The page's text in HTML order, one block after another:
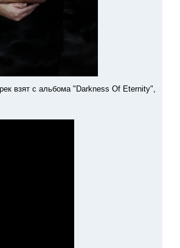
взят с альбома "Darkness Of Eternity",